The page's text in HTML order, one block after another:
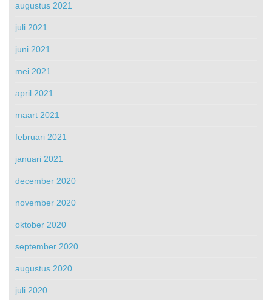
augustus 2021
juli 2021
juni 2021
mei 2021
april 2021
maart 2021
februari 2021
januari 2021
december 2020
november 2020
oktober 2020
september 2020
augustus 2020
juli 2020